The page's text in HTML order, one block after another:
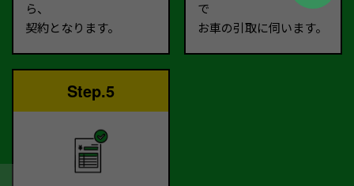
ら、
契約となります。
で
お車の引取に伺います。
Step.5